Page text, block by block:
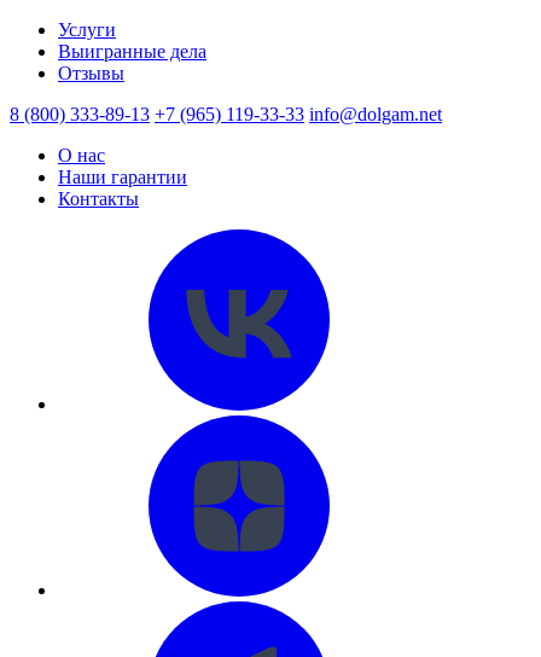
Услуги
Выигранные дела
Отзывы
8 (800) 333-89-13 +7 (965) 119-33-33 info@dolgam.net
О нас
Наши гарантии
Контакты